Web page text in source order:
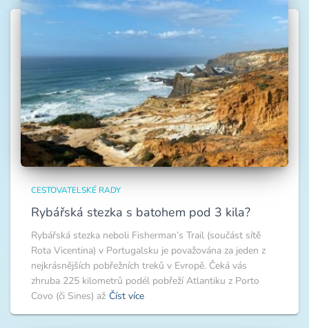
CESTOVATELSKÉ RADY
Rybářská stezka s batohem pod 3 kila?
Rybářská stezka neboli Fisherman’s Trail (součást sítě
Rota Vicentina) v Portugalsku je považována za jeden z
nejkrásnějších pobřežních treků v Evropě. Čeká vás
zhruba 225 kilometrů podél pobřeží Atlantiku z Porto
Covo (či Sines) až Číst více